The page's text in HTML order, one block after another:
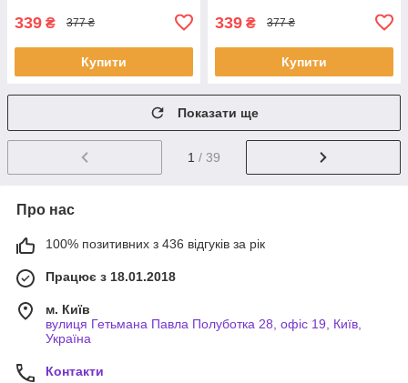
339 ₴ 377 ₴
Купити
339 ₴ 377 ₴
Купити
Показати ще
1 / 39
Про нас
100% позитивних з 436 відгуків за рік
Працює з 18.01.2018
м. Київ
вулиця Гетьмана Павла Полуботка 28, офіс 19, Київ,
Україна
Контакти